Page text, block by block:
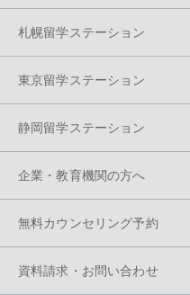
札幌留学ステーション
東京留学ステーション
静岡留学ステーション
企業・教育機関の方へ
無料カウンセリング予約
資料請求・お問い合わせ